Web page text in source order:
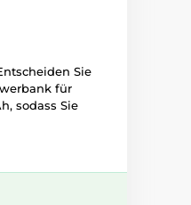
Sie
für
sodass Sie